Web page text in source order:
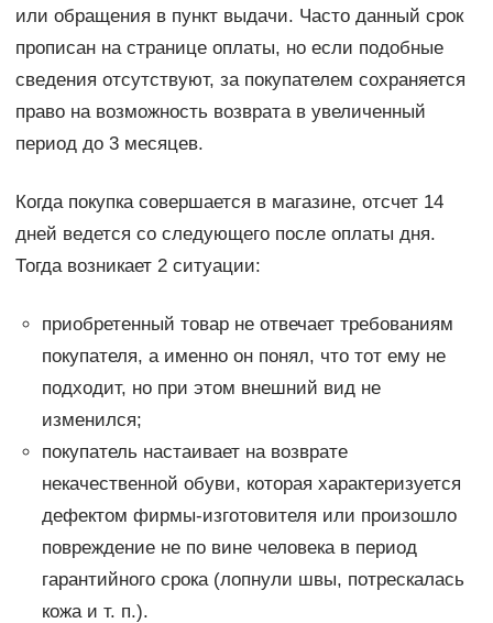
или обращения в пункт выдачи. Часто данный срок
прописан на странице оплаты, но если подобные
сведения отсутствуют, за покупателем сохраняется
право на возможность возврата в увеличенный
период до 3 месяцев.
Когда покупка совершается в магазине, отсчет 14
дней ведется со следующего после оплаты дня.
Тогда возникает 2 ситуации:
приобретенный товар не отвечает требованиям
покупателя, а именно он понял, что тот ему не
подходит, но при этом внешний вид не
изменился;
покупатель настаивает на возврате
некачественной обуви, которая характеризуется
дефектом фирмы-изготовителя или произошло
повреждение не по вине человека в период
гарантийного срока (лопнули швы, потрескалась
кожа и т. п.).